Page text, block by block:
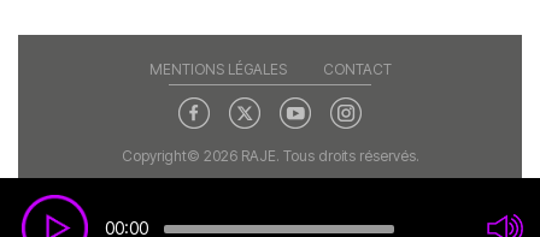
00:00
MENTIONS LÉGALES CONTACT
Copyright© 2026 RAJE. Tous droits réservés.